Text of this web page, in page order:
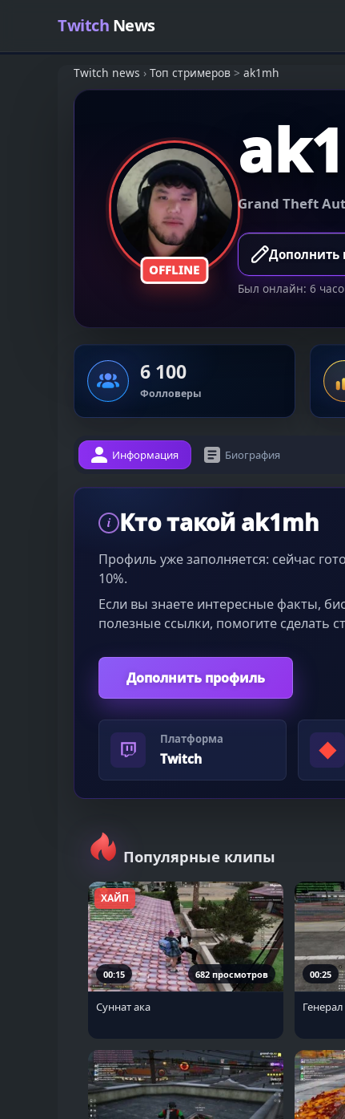
Twitch News
Twitch news › Топ стримеров > ak1mh
OFFLINE
Grand Theft
Дополнить
Был онлайн: 6
6 100
Фолловеры
Информация Биография
i Кто такой ak1mh
Профиль уже заполняется: сейчас
10%.
Если вы знаете интересные факты,
полезные ссылки, помогите сделать
Дополнить профиль
Платформа
Twitch ◆
Популярные клипы
ХАЙП
00:15 682 просмотров
Суннат ака
00:25